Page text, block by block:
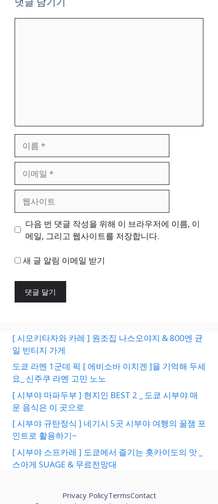
일
트
다음 번 댓글 작성을 위해 이 브라우저에 이름, 이
메일, 그리고 웹사이트를 저장합니다.
새 글 알림 이메일 받기
[ 시모키타자와 카레 ] 원조집 나스오야지 & 800엔 균
일 빈티지 가게
도쿄 라멘 1군데 픽 [ 에비소바 이치겐 ]을 기억해 두세
요_ 신주쿠 라멘 고민 노노
[ 시부야 마파두부 ] 현지인 BEST 2 _ 도쿄 시부야 매
운 음식은 이 곳으로
[ 시부야 규탄정식 ] 네기시 5곳 시부야 여행의 꿀잼 포
인트로 활용하기~
[ 시부야 스프카레 ] 도쿄에서 즐기는 홋카이도의 맛 _
스아게 SUAGE & 무료전망대
Privacy PolicyTermsContact